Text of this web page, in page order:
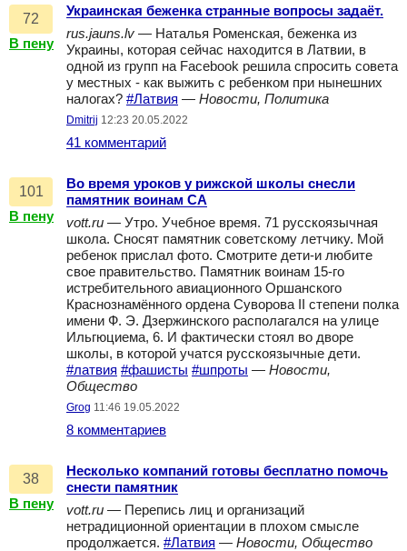
72
В пену
Украинская беженка странные вопросы задаёт.
rus.jauns.lv — Наталья Роменская, беженка из
Украины, которая сейчас находится в Латвии, в
одной из групп на Facebook решила спросить совета
у местных - как выжить с ребенком при нынешних
налогах? #Латвия — Новости, Политика
Dmitrij 12:23 20.05.2022
41 комментарий
101
В пену
Во время уроков у рижской школы снесли
памятник воинам СА
vott.ru — Утро. Учебное время. 71 русскоязычная
школа. Сносят памятник советскому летчику. Мой
ребенок прислал фото. Смотрите дети-и любите
свое правительство. Памятник воинам 15-го
истребительного авиационного Оршанского
Краснознамённого ордена Суворова II степени полка
имени Ф. Э. Дзержинского располагался на улице
Ильгюциема, 6. И фактически стоял во дворе
школы, в которой учатся русскоязычные дети.
#латвия #фашисты #шпроты — Новости,
Общество
Grog 11:46 19.05.2022
8 комментариев
38
В пену
Несколько компаний готовы бесплатно помочь
снести памятник
vott.ru — Перепись лиц и организаций
нетрадиционной ориентации в плохом смысле
продолжается. #Латвия — Новости, Общество